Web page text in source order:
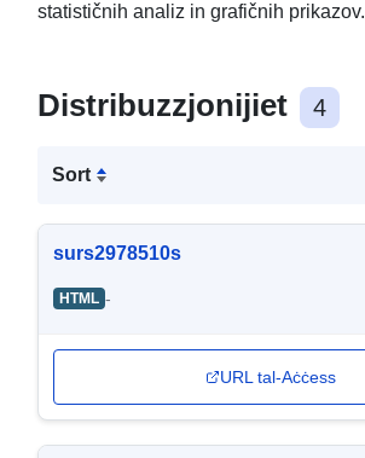
statističnih analiz in grafičnih prikazov.
Distribuzzjonijiet 4
Sort
surs2978510s
HTML -
URL tal-Aċċess